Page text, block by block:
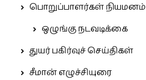
பொறுப்பாளர்கள் நியமனம்
ஒழுங்கு நடவடிக்கை
துயர் பகிர்வுச் செய்திகள்
சீமான் எழுச்சியுரை